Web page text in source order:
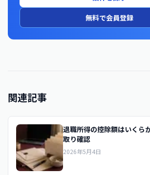
無料で会員登録
関連記事
退職所得の控除額はいくら
取り確認
2026年5月4日